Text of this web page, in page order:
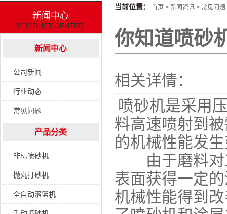
当前位置： 首页 > 新闻资讯 > 常见问题
你知道喷砂
相关详情：
喷砂机是采用
料高速喷射到
的机械性能发
由于磨料对
表面获得一定
机械性能得到
新闻中心
PRODUCT CENTER
新闻中心
公司新闻
行业动态
常见问题
产品分类
非标喷砂机
抛丸打砂机
全自动滚篮机